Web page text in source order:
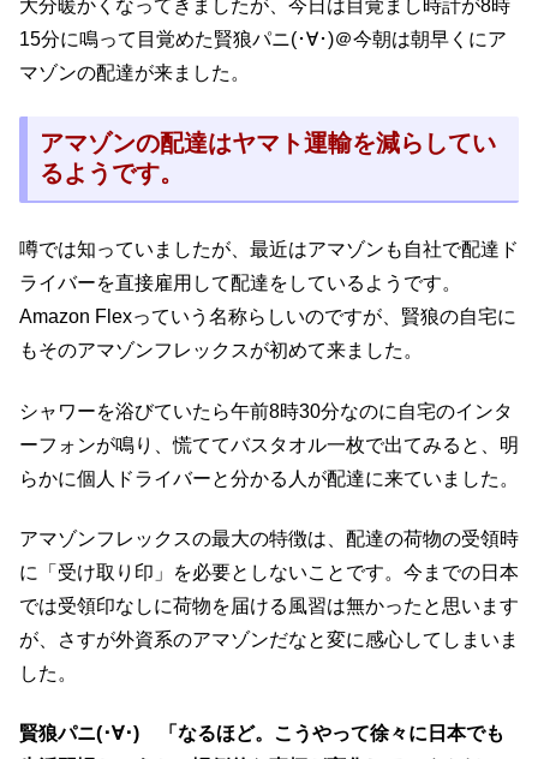
大分暖かくなってきましたが、今日は目覚まし時計が8時
15分に鳴って目覚めた賢狼パニ(･∀･)＠今朝は朝早くにア
マゾンの配達が来ました。
アマゾンの配達はヤマト運輸を減らしてい
るようです。
噂では知っていましたが、最近はアマゾンも自社で配達ド
ライバーを直接雇用して配達をしているようです。
Amazon Flexっていう名称らしいのですが、賢狼の自宅に
もそのアマゾンフレックスが初めて来ました。
シャワーを浴びていたら午前8時30分なのに自宅のインタ
ーフォンが鳴り、慌ててバスタオル一枚で出てみると、明
らかに個人ドライバーと分かる人が配達に来ていました。
アマゾンフレックスの最大の特徴は、配達の荷物の受領時
に「受け取り印」を必要としないことです。今までの日本
では受領印なしに荷物を届ける風習は無かったと思います
が、さすが外資系のアマゾンだなと変に感心してしまいま
した。
賢狼パニ(･∀･) 「なるほど。こうやって徐々に日本でも